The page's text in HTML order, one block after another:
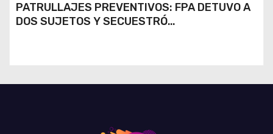
PATRULLAJES PREVENTIVOS: FPA DETUVO A
DOS SUJETOS Y SECUESTRÓ